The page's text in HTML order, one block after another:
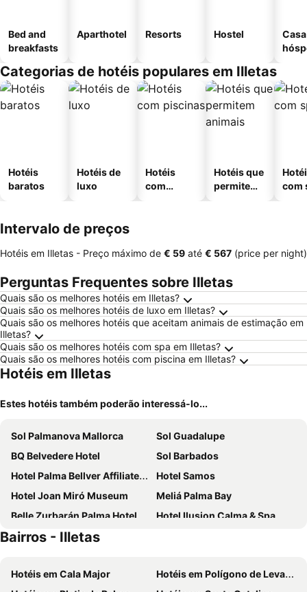
Bed and
breakfasts
Aparthotel Resorts Hostel
Categorias de hotéis populares em Illetas
Hotéis
baratos
Hotéis de
luxo
Hotéis
com
Hotéis que
permitem
com
Intervalo de preços
Hotéis em Illetas - Preço máximo de ‎€ 59 até ‎€ 567 (price per night)
Perguntas Frequentes sobre Illetas
Quais são os melhores hotéis em Illetas?
Quais são os melhores hotéis de luxo em Illetas?
Quais são os melhores hotéis que aceitam animais de estimação em
Illetas?
Quais são os melhores hotéis com spa em Illetas?
Quais são os melhores hotéis com piscina em Illetas?
Hotéis em Illetas
Estes hotéis também poderão interessá-lo...
Sol Palmanova Mallorca
Sol Guadalupe
BQ Belvedere Hotel
Sol Barbados
Hotel Palma Bellver Affiliated by Meliá
Hotel Samos
Hotel Joan Miró Museum
Meliá Palma Bay
Belle Zurbarán Palma Hotel
Hotel Ilusion Calma & Spa
Bahia Principe Escape Coral Playa +16
Meliá Palma Marina
Hotel Amic Horizonte
Bairros - Illetas
Hotéis em Cala Major
Hotéis em Polígono de Levante